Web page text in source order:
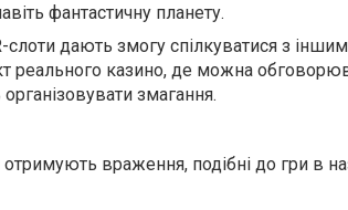
фантастичну планету.
слоти дають змогу спілкуватися з
реального казино, де можна
змагання.
отримують враження, подібні до гри в